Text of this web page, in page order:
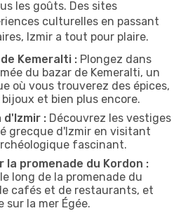
les goûts. Des sites
culturelles en passant
Izmir a tout pour plaire.
Kemeralti : Plongez dans
du bazar de Kemeralti, un
où vous trouverez des épices,
et bien plus encore.
d'Izmir : Découvrez les vestiges
grecque d'Izmir en visitant
fascinant.
la promenade du Kordon :
long de la promenade du
cafés et de restaurants, et
sur la mer Égée.